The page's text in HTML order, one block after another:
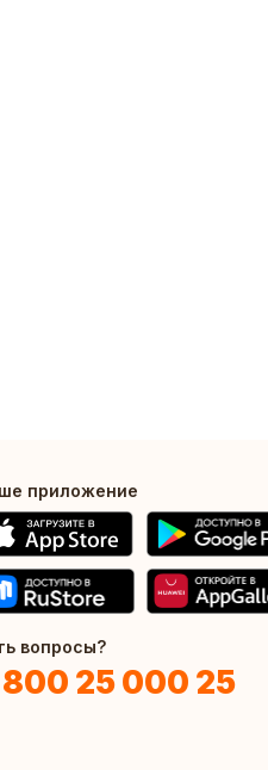
приложение
вопросы?
25 000 25